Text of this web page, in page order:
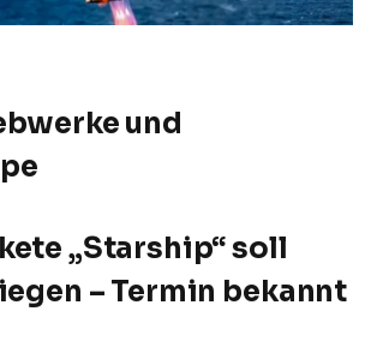
und
„Starship“ soll
– Termin bekannt